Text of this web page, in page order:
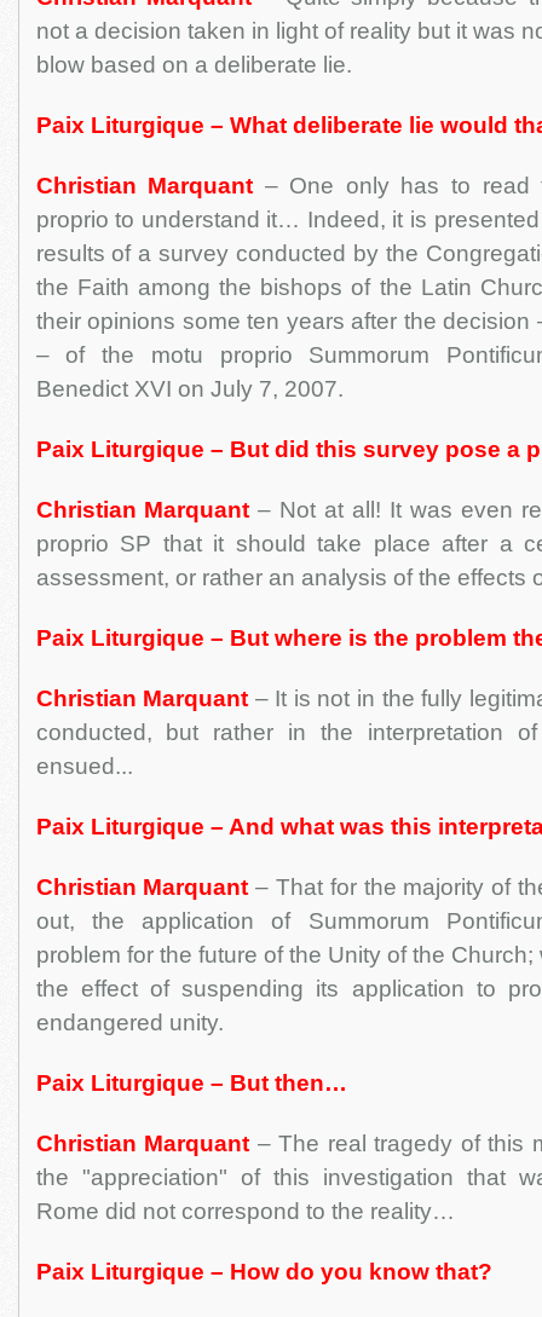
not a decision taken in light of reality but it was
blow based on a deliberate lie.
Paix Liturgique – What deliberate lie would
Christian Marquant – One only has to read
proprio to understand it… Indeed, it is
results of a survey conducted by the
the Faith among the bishops of the Latin
their opinions some ten years after the decision
– of the motu proprio Summorum
Benedict XVI on July 7, 2007.
Paix Liturgique – But did this survey pose a
Christian Marquant– Not at all! It was even
proprio SP that it should take place after a
assessment, or rather an analysis of the effects
Paix Liturgique – But where is the problem
Christian Marquant – It is not in the fully
conducted, but rather in the interpretation
ensued...
Paix Liturgique – And what was this
Christian Marquant – That for the majority of
out, the application of Summorum
problem for the future of the Unity of the
the effect of suspending its application to
endangered unity.
Paix Liturgique – But then…
Christian Marquant – The real tragedy of this
the "appreciation" of this investigation that
Rome did not correspond to the reality…
Paix Liturgique – How do you know that?